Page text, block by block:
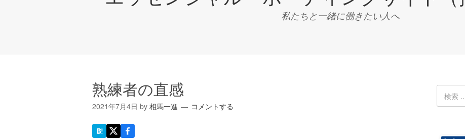
私たちと一緒に働きたい人へ
熟練者の直感
2021年7月4日 by 相馬一進 コメントする
は X Facebook